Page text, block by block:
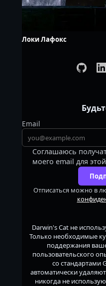
Локи Лафокс
Email
Соглашаюсь
моего email для
Отписаться можно в
Darwin's Catне
Только необходимые
поддержания
пользовательского
со стандартами
автоматически
никогда не